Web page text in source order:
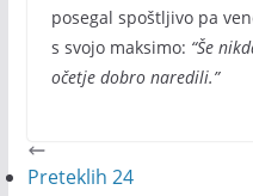
posegal spoštljivo pa
s svojo maksimo: “Še
očetje dobro naredili.”
Preteklih 24